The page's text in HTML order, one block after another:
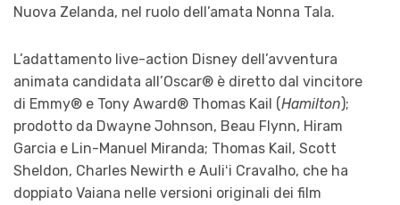
Nuova Zelanda, nel ruolo dell’amata Nonna Tala.
L’adattamento live-action Disney dell’avventura
animata candidata all’Oscar® è diretto dal vincitore
di Emmy® e Tony Award® Thomas Kail (Hamilton);
prodotto da Dwayne Johnson, Beau Flynn, Hiram
Garcia e Lin-Manuel Miranda; Thomas Kail, Scott
Sheldon, Charles Newirth e Auliʻi Cravalho, che ha
doppiato Vaiana nelle versioni originali dei film